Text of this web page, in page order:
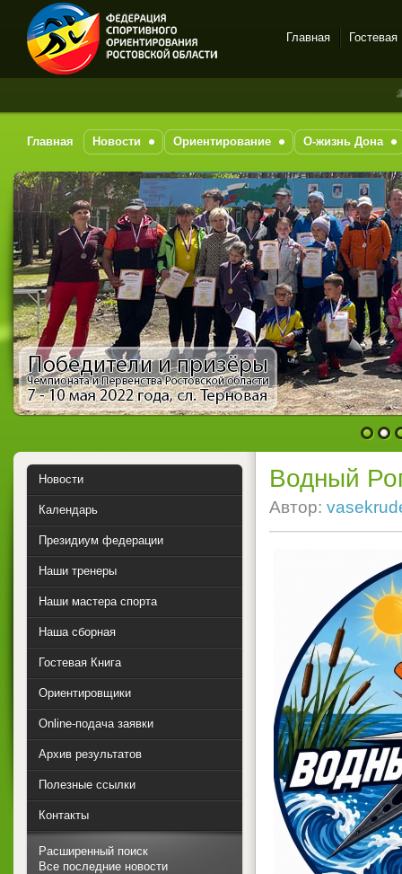
Спортивное
на-Дону
Главная Гостевая
За
Главная Новости Ориентирование О-жизнь Дона
1 2
Водный
Автор:
Новости
Календарь
Президиум федерации
Наши тренеры
Наши мастера спорта
Наша сборная
Гостевая Книга
Ориентировщики
Online-подача заявки
Архив результатов
Полезные ссылки
Контакты
Расширенный поиск
Все последние новости